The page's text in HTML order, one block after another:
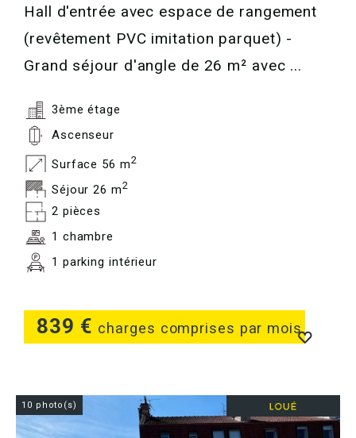
839 € charges comprises par mois
Hall d'entrée avec espace de rangement
(revêtement PVC imitation parquet) -
Grand séjour d'angle de 26 m² avec ...
3ème étage
Ascenseur
Surface 56 m2
Séjour 26 m2
2 pièces
1 chambre
1 parking intérieur
10 photo(s)